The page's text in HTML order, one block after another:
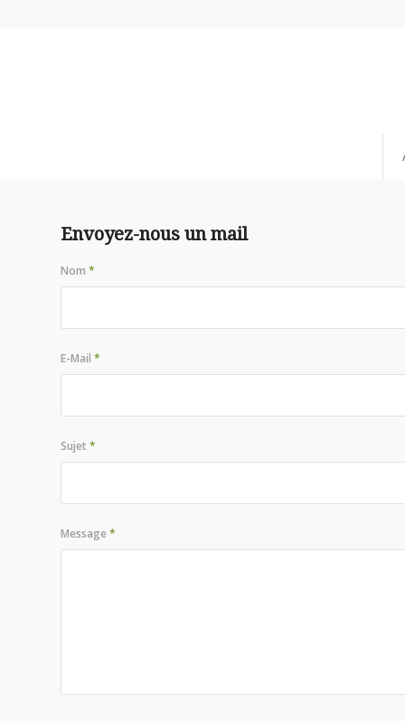
Envoyez-nous un mail
Nom *
E-Mail *
Sujet *
Message *